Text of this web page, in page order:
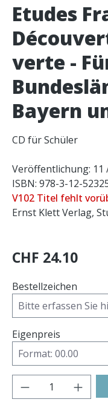
Etudes
verte -
Bayern
CD für Schüler
Veröffentlichung: 11
ISBN: 978-3-12-
V102 Titel fehlt
Ernst Klett Verlag,
CHF 24.10
Bestellzeichen
Eigenpreis
Produkt